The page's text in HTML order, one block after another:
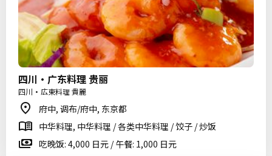
四川・广东料理 贵丽
四川・広東料理 貴麗
府中, 调布/府中, 东京都
中华料理, 中华料理 / 各类中华料理 / 饺子 / 炒饭
吃晚饭: 4,000 日元 / 午餐: 1,000 日元